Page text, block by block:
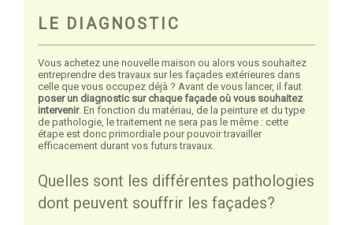
LE DIAGNOSTIC
Vous achetez une nouvelle maison ou alors vous souhaitez
entreprendre des travaux sur les façades extérieures dans
celle que vous occupez déjà ? Avant de vous lancer, il faut
poser un diagnostic sur chaque façade où vous souhaitez
intervenir. En fonction du matériau, de la peinture et du type
de pathologie, le traitement ne sera pas le même : cette
étape est donc primordiale pour pouvoir travailler
efficacement durant vos futurs travaux.
Quelles sont les différentes pathologies
dont peuvent souffrir les façades?